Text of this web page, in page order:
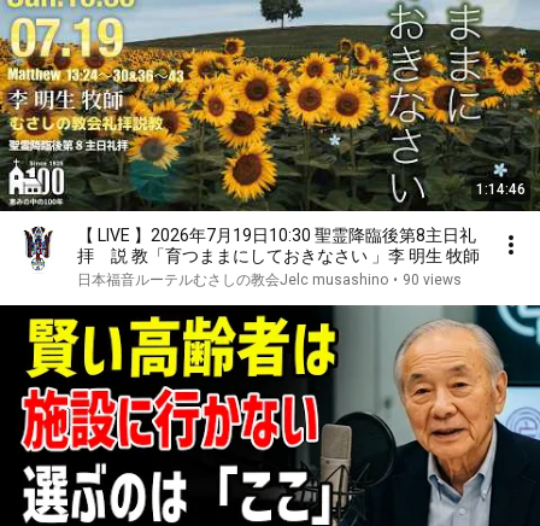
1:14:46
【 LIVE 】2026年7月19日10:30 聖霊降臨後第8主日礼
拝 説 教「育つままにしておきなさい 」李 明生 牧師
日本福音ルーテルむさしの教会Jelc musashino • 90 views